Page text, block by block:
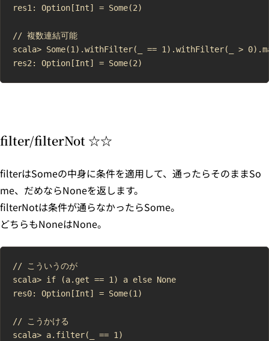
res1: Option[Int] = Some(2)
// 複数連結可能
scala> Some(1).withFilter(_ == 1).withFilter(_ >
filter/filterNot ☆☆
filterはSomeの中身に条件を適用して、通ったらそのままSo
me、だめならNoneを返します。
filterNotは条件が通らなかったらSome。
どちらもNoneはNone。
// こういうのが
scala> if (a.get == 1) a else None
res0: Option[Int] = Some(1)
// こうかける
scala> a.filter(_ == 1)